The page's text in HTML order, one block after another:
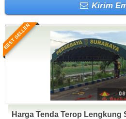
Kirim
BEST SELLER
Harga Tenda Terop Lengkung